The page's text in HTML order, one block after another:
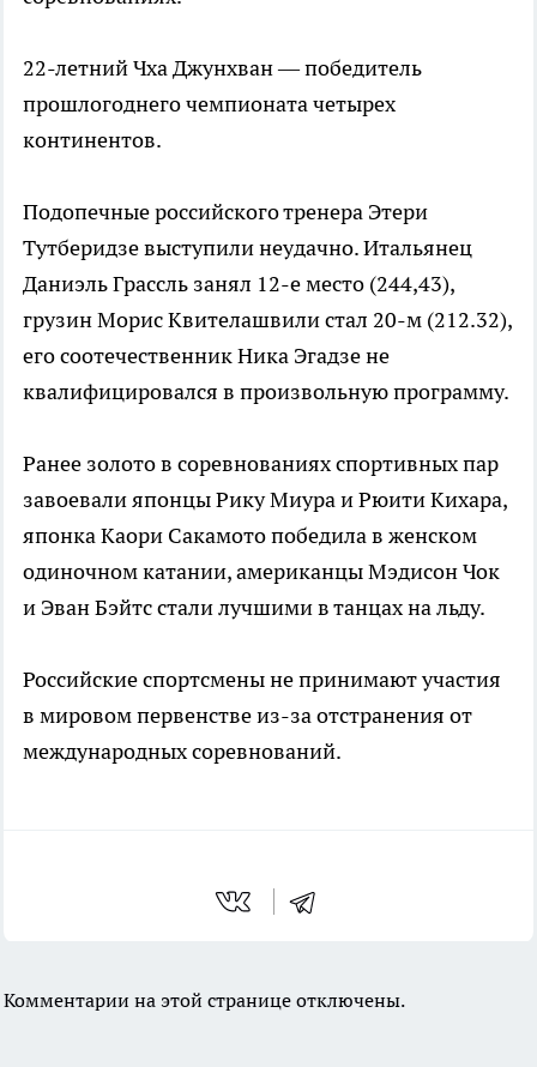
22-летний Чха Джунхван — победитель
прошлогоднего чемпионата четырех
континентов.
Подопечные российского тренера Этери
Тутберидзе выступили неудачно. Итальянец
Даниэль Грассль занял 12-е место (244,43),
грузин Морис Квителашвили стал 20-м (212.32),
его соотечественник Ника Эгадзе не
квалифицировался в произвольную программу.
Ранее золото в соревнованиях спортивных пар
завоевали японцы Рику Миура и Рюити Кихара,
японка Каори Сакамото победила в женском
одиночном катании, американцы Мэдисон Чок
и Эван Бэйтс стали лучшими в танцах на льду.
Российские спортсмены не принимают участия
в мировом первенстве из-за отстранения от
международных соревнований.
Комментарии на этой странице отключены.